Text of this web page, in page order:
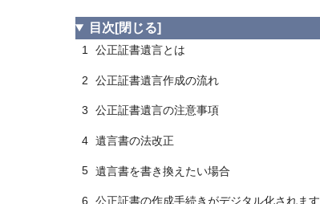
目次 [閉じる]
1 公正証書遺言とは
2 公正証書遺言作成の流れ
3 公正証書遺言の注意事項
4 遺言書の法改正
5 遺言書を書き換えたい場合
6 公正証書の作成手続きがデジタル化されます